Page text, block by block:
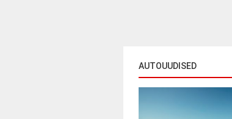
AUTOUUDISED